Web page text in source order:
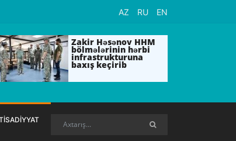
AZ RU EN
Zakir Həsənov HHM
bölmələrinin hərbi
infrastrukturuna
baxış keçirib